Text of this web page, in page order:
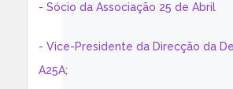
- Sócio da Associação 25 de Abril
- Vice-Presidente da Direcção da
A25A;